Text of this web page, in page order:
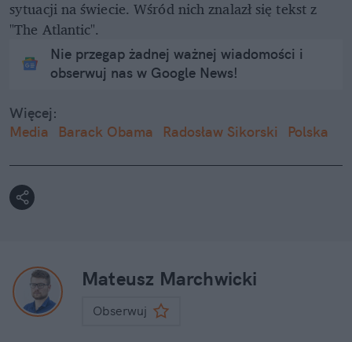
sytuacji na świecie. Wśród nich znalazł się tekst z
"The Atlantic".
Nie przegap żadnej ważnej wiadomości i
obserwuj nas w Google News!
Więcej:
Media
Barack Obama Radosław Sikorski Polska
Mateusz Marchwicki
Obserwuj